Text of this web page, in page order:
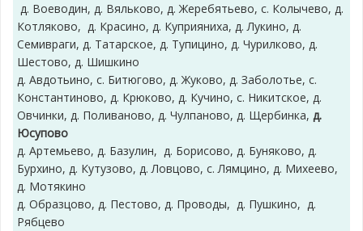
д. Воеводин, д. Вяльково, д. Жеребятьево, с. Колычево, д.
Котляково, д. Красино, д. Куприяниха, д. Лукино, д.
Семивраги, д. Татарское, д. Тупицино, д. Чурилково, д.
Шестово, д. Шишкино
д. Авдотьино, с. Битюгово, д. Жуково, д. Заболотье, с.
Константиново, д. Крюково, д. Кучино, с. Никитское, д.
Овчинки, д. Поливаново, д. Чулпаново, д. Щербинка, д.
Юсупово
д. Артемьево, д. Базулин, д. Борисово, д. Буняково, д.
Бурхино, д. Кутузово, д. Ловцово, с. Лямцино, д. Михеево,
д. Мотякино
д. Образцово, д. Пестово, д. Проводы, д. Пушкино, д.
Рябцево